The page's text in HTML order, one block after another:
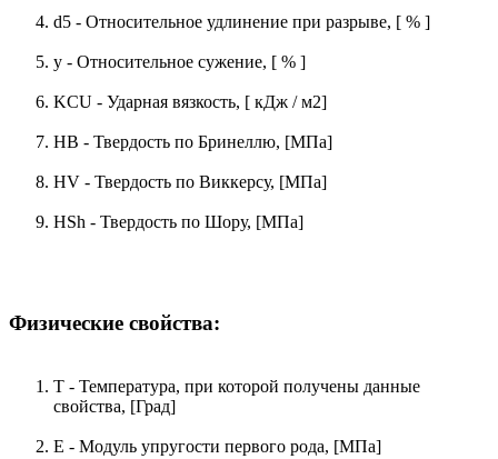
d5 - Относительное удлинение при разрыве, [ % ]
y - Относительное сужение, [ % ]
KCU - Ударная вязкость, [ кДж / м2]
HB - Твердость по Бринеллю, [МПа]
HV - Твердость по Виккерсу, [МПа]
HSh - Твердость по Шору, [МПа]
Физические свойства:
T - Температура, при которой получены данные
свойства, [Град]
E - Модуль упругости первого рода, [МПа]